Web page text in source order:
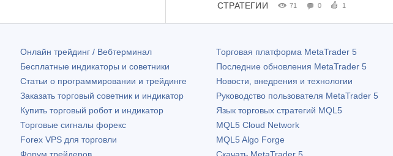
СТРАТЕГИИ 71 0 1
Онлайн трейдинг / Вебтерминал
Бесплатные индикаторы и советники
Статьи о программировании и трейдинге
Заказать торговый советник и индикатор
Купить торговый робот и индикатор
Торговые сигналы форекс
Forex VPS для торговли
Торговая платформа MetaTrader 5
Последние обновления MetaTrader 5
Новости, внедрения и технологии
Руководство пользователя MetaTrader 5
Язык торговых стратегий MQL5
MQL5 Cloud Network
MQL5 Algo Forge